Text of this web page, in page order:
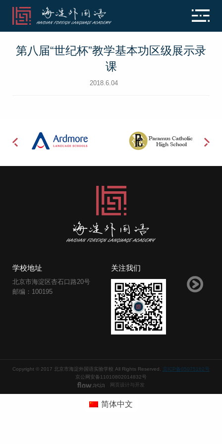
第八届“世纪杯”教学基本功区级展示录
课
2018.6.04
学校地址
北京市海淀区杏石口路20号
邮编：100195
关注我们
Copyright © 2017 北京市海淀外国语实验学校 All Rights Reserved. 京ICP备05075162号
京公网安备11010802014832号
网页设计与开发
简体中文